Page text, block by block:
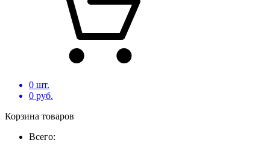
0 шт.
0 руб.
Корзина товаров
Всего: